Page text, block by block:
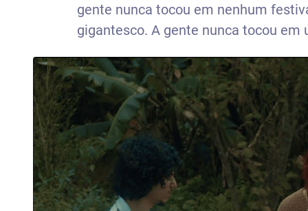
gente nunca tocou em nenhum
gigantesco. A gente nunca tocou em